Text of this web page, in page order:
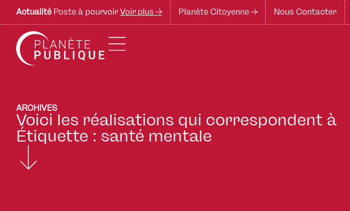
Planète Citoyenne -> Nous Contacter
Actualité Poste à pourvoir Voir plus ->
ARCHIVES
Voici les réalisations qui correspondent à
Étiquette : santé mentale